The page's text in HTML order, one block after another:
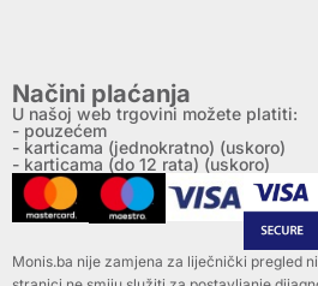
Načini plaćanja
U našoj web trgovini možete platiti:
- pouzećem
- karticama (jednokratno) (uskoro)
- karticama (do 12 rata) (uskoro)
Monis.ba nije zamjena za liječnički pregled